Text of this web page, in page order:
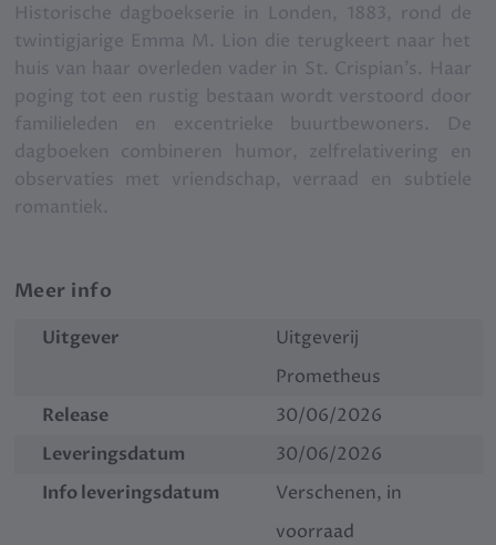
Historische dagboekserie in Londen, 1883, rond de
twintigjarige Emma M. Lion die terugkeert naar het
huis van haar overleden vader in St. Crispian’s. Haar
poging tot een rustig bestaan wordt verstoord door
familieleden en excentrieke buurtbewoners. De
dagboeken combineren humor, zelfrelativering en
observaties met vriendschap, verraad en subtiele
romantiek.
Meer info
Uitgever
Uitgeverij
Prometheus
Release
30/06/2026
Leveringsdatum
30/06/2026
Info leveringsdatum
Verschenen, in
voorraad